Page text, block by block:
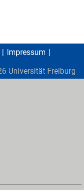
Impressum
Universität Freiburg